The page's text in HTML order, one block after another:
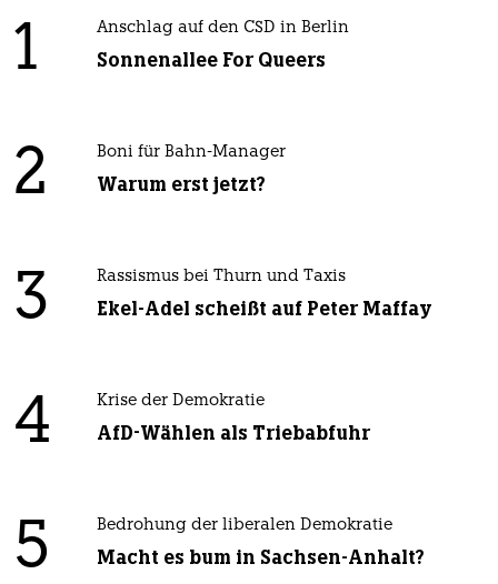
1 Anschlag auf den CSD in Berlin
Sonnenallee For Queers
2 Boni für Bahn-Manager
Warum erst jetzt?
3 Rassismus bei Thurn und Taxis
Ekel-Adel scheißt auf Peter Maffay
4 Krise der Demokratie
AfD-Wählen als Triebabfuhr
5 Bedrohung der liberalen Demokratie
Macht es bum in Sachsen-Anhalt?